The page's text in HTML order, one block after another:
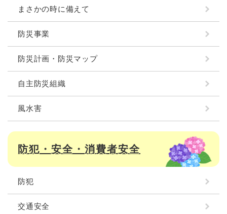
まさかの時に備えて
防災事業
防災計画・防災マップ
自主防災組織
風水害
防犯・安全・消費者安全
防犯
交通安全